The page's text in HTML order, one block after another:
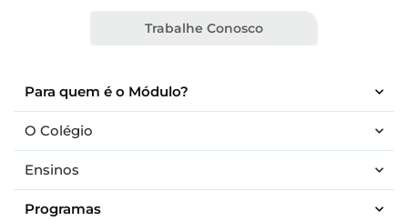
Para quem é o Módulo?
O Colégio
Ensinos
Programas
Trabalhe Conosco